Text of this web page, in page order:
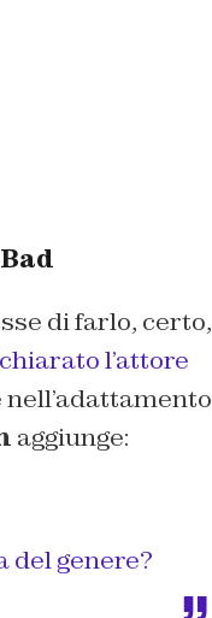
di farlo, certo,
l’attore
aggiunge:
del genere?